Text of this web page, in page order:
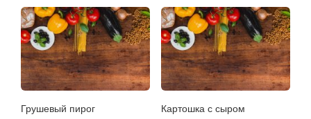
Грушевый пирог Картошка с сыром